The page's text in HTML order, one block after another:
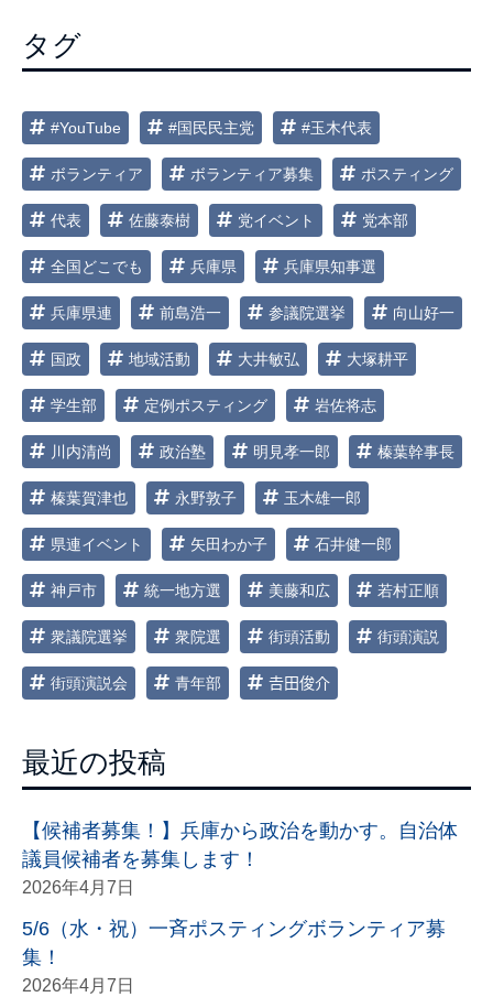
タグ
#YouTube #国民民主党 #玉木代表
ボランティア ボランティア募集 ポスティング
代表 佐藤泰樹 党イベント 党本部
全国どこでも 兵庫県 兵庫県知事選
兵庫県連 前島浩一 参議院選挙 向山好一
国政 地域活動 大井敏弘 大塚耕平
学生部 定例ポスティング 岩佐将志
川内清尚 政治塾 明見孝一郎 榛葉幹事長
榛葉賀津也 永野敦子 玉木雄一郎
県連イベント 矢田わか子 石井健一郎
神戸市 統一地方選 美藤和広 若村正順
衆議院選挙 衆院選 街頭活動 街頭演説
街頭演説会 青年部 𠮷田俊介
最近の投稿
【候補者募集！】兵庫から政治を動かす。自治体
議員候補者を募集します！
2026年4月7日
5/6（水・祝）一斉ポスティングボランティア募
集！
2026年4月7日